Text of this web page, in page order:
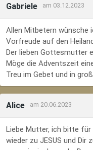
Gabriele am 03.12.2023
Allen Mitbetern wünsche
Vorfreude auf den
Der lieben Gottesmutter
Möge die Adventszeit
Treu im Gebet und in
Alice am 20.06.2023
Liebe Mutter, ich bitte für
wieder zu JESUS und Dir